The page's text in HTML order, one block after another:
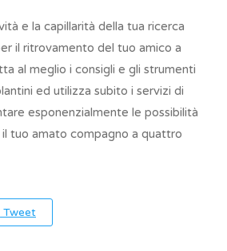
e la capillarità della tua ricerca
il ritrovamento del tuo amico a
al meglio i consigli e gli strumenti
ed utilizza subito i servizi di
esponenzialmente le possibilità
tuo amato compagno a quattro
Tweet